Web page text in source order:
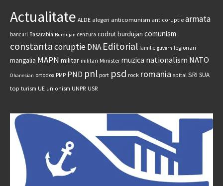
Actualitate ALDE alegeri anticomunism anticoruptie armata
bancuri Basarabia Burdujan cenzura codrut burdujan comunism
constantacoruptie DNA Editorial familie guvern legionari
mangalia MAPN militar militari Minister muzica nationalism NATO
Ohanesian ortodox PMP PND pnl port psd rock romania spital SRI SUA
top turism UE unionism UNPR USR